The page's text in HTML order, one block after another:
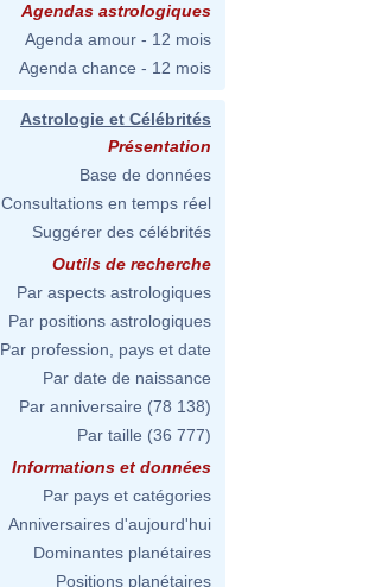
Agendas astrologiques
Agenda amour - 12 mois
Agenda chance - 12 mois
Astrologie et Célébrités
Présentation
Base de données
Consultations en temps réel
Suggérer des célébrités
Outils de recherche
Par aspects astrologiques
Par positions astrologiques
Par profession, pays et date
Par date de naissance
Par anniversaire (78 138)
Par taille (36 777)
Informations et données
Par pays et catégories
Anniversaires d'aujourd'hui
Dominantes planétaires
Positions planétaires